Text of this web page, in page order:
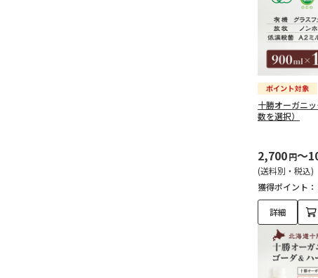
十勝オーガニ
数を選択）
2,700円～
(送料別・税込)
獲得ポイント：
詳細